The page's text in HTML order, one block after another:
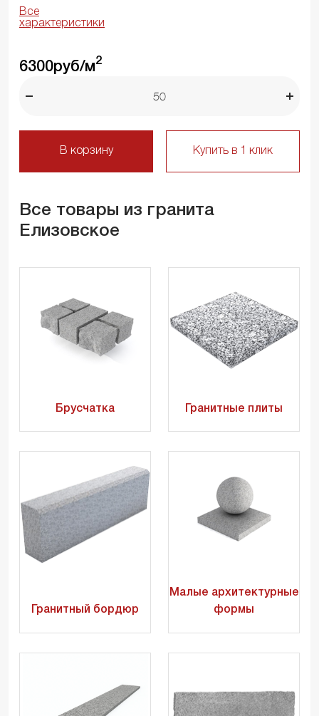
Все
характеристики
6300руб/м2
В корзину Купить в 1 клик
Все товары из гранита
Елизовское
Брусчатка Гранитные плиты
Гранитный бордюр
Малые архитектурные
формы